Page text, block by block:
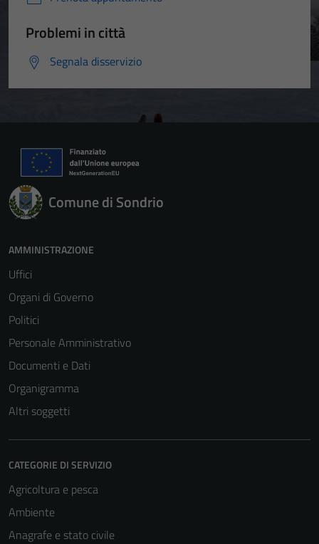
Problemi in città
Segnala disservizio
Comune di Sondrio
AMMINISTRAZIONE
Uffici
Organi di Governo
Politici
Personale Amministrativo
Documenti e Dati
Organigramma
Altri soggetti
CATEGORIE DI SERVIZIO
Agricoltura e pesca
Ambiente
Anagrafe e stato civile